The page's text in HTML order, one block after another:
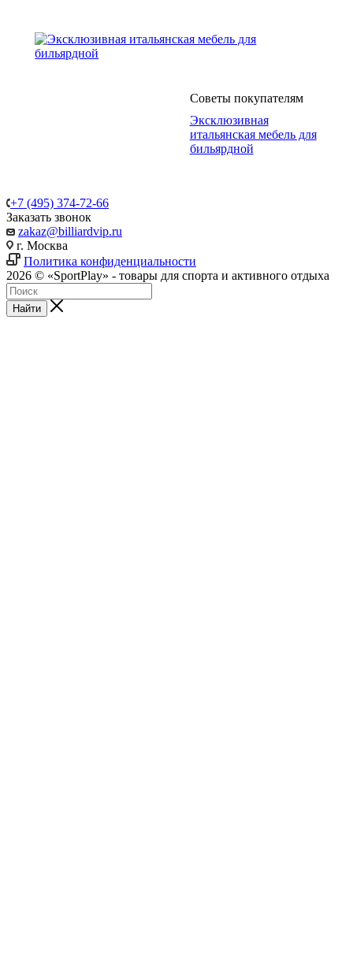
Советы покупателям
Эксклюзивная
итальянская мебель для
бильярдной
+7 (495) 374-72-66
Заказать звонок
zakaz@billiardvip.ru
г. Москва
Политика конфиденциальности
2026 © «SportPlay» - товары для спорта и активного отдыха
Найти